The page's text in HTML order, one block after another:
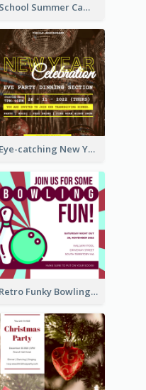
School Summer Camp Invitation
Eye-catching New Year Eve Dinner Invitation Design Ideas
Retro Funky Bowling Party Invitation Design